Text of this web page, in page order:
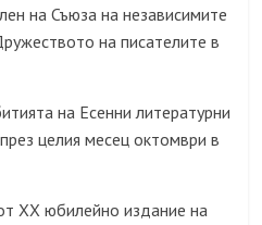
на Съюза на независимите
на писателите в
на Есенни литературни
целия месец октомври в
ХХ юбилейно издание на